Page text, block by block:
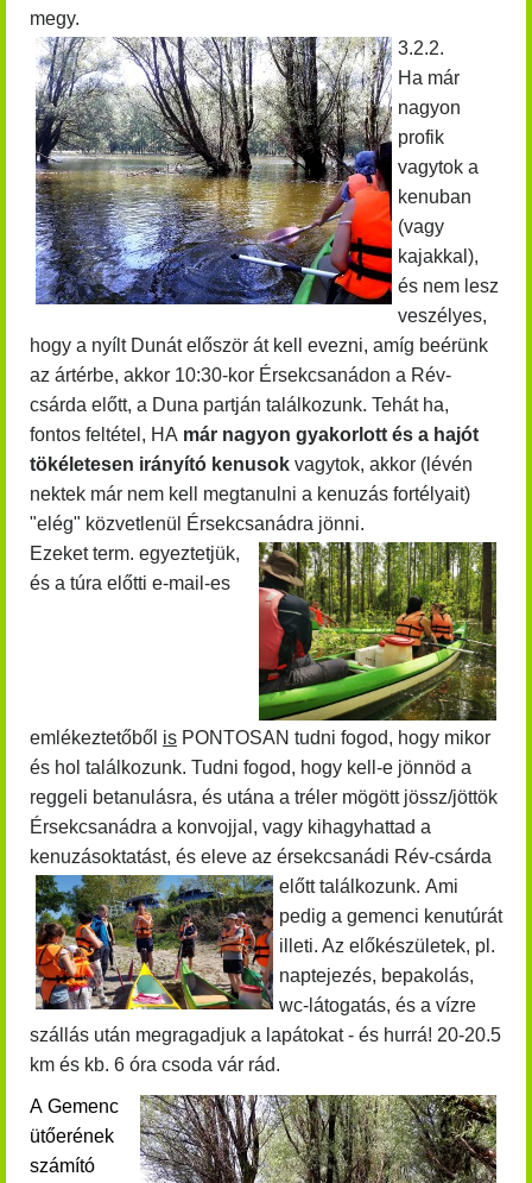
megy.
3.2.2.
Ha már
nagyon
profik
vagytok a
kenuban
(vagy
kajakkal),
és nem lesz
veszélyes,
hogy a nyílt Dunát először át kell evezni, amíg beérünk
az ártérbe, akkor 10:30-kor Érsekcsanádon a Rév-
csárda előtt, a Duna partján találkozunk. Tehát ha,
fontos feltétel, HA már nagyon gyakorlott és a hajót
tökéletesen irányító kenusok vagytok, akkor (lévén
nektek már nem kell megtanulni a kenuzás fortélyait)
"elég" közvetlenül Érsekcsanádra jönni.
Ezeket term. egyeztetjük,
és a túra előtti e-mail-es
emlékeztetőből is PONTOSAN tudni fogod, hogy mikor
és hol találkozunk. Tudni fogod, hogy kell-e jönnöd a
reggeli betanulásra, és utána a tréler mögött jössz/jöttök
Érsekcsanádra a konvojjal, vagy kihagyhattad a
kenuzásoktatást, és eleve az érsekcsanádi Rév-csárda
előtt találkozunk. Ami
pedig a gemenci kenutúrát
illeti. Az előkészületek, pl.
naptejezés, bepakolás,
wc-látogatás, és a vízre
szállás után megragadjuk a lapátokat - és hurrá! 20-20.5
km és kb. 6 óra csoda vár rád.
A Gemenc
ütőerének
számító